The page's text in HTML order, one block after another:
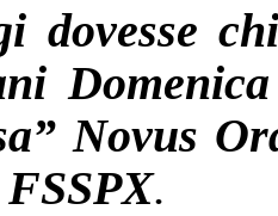
dovesse
Novus
.